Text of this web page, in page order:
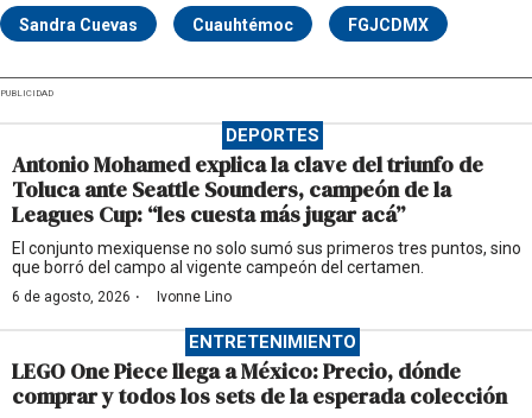
Sandra Cuevas Cuauhtémoc FGJCDMX
PUBLICIDAD
DEPORTES
Antonio Mohamed explica la clave del triunfo de
Toluca ante Seattle Sounders, campeón de la
Leagues Cup: “les cuesta más jugar acá”
El conjunto mexiquense no solo sumó sus primeros tres puntos, sino
que borró del campo al vigente campeón del certamen.
6 de agosto, 2026 · Ivonne Lino
ENTRETENIMIENTO
LEGO One Piece llega a México: Precio, dónde
comprar y todos los sets de la esperada colección